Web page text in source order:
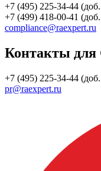
+7 (495) 225-34-44
+7 (499) 418-00-41
compliance@raexpert.ru
Контакты
+7 (495) 225-34-44
pr@raexpert.ru